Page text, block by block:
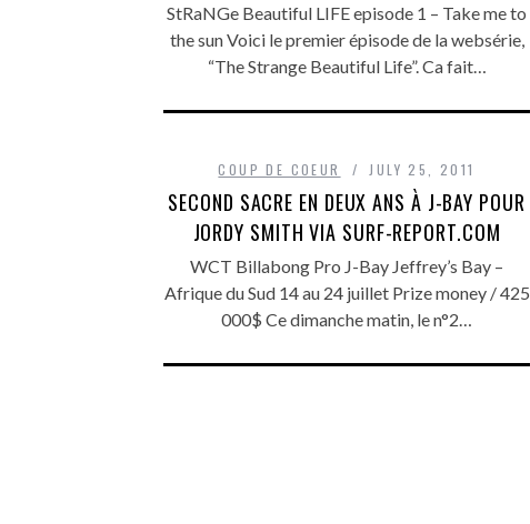
StRaNGe Beautiful LIFE episode 1 – Take me to
the sun Voici le premier épisode de la websérie,
“The Strange Beautiful Life”. Ca fait…
COUP DE COEUR JULY 25, 2011
SECOND SACRE EN DEUX ANS À J-BAY POUR
JORDY SMITH VIA SURF-REPORT.COM
WCT Billabong Pro J-Bay Jeffrey’s Bay –
Afrique du Sud 14 au 24 juillet Prize money / 425
000$ Ce dimanche matin, le n°2…